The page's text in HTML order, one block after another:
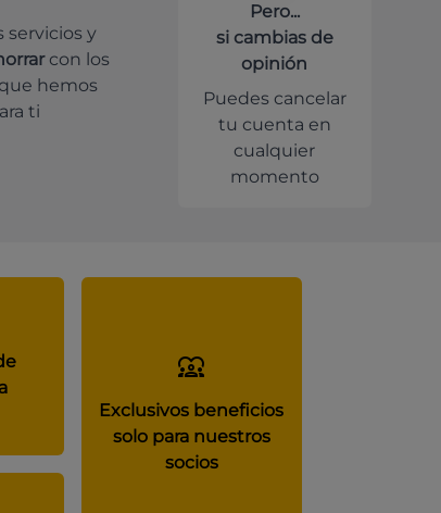
servicios y
con los
hemos
ti
Pero...
si cambias de
opinión
Puedes cancelar
tu cuenta en
cualquier
momento
Exclusivos beneficios
solo para nuestros
socios